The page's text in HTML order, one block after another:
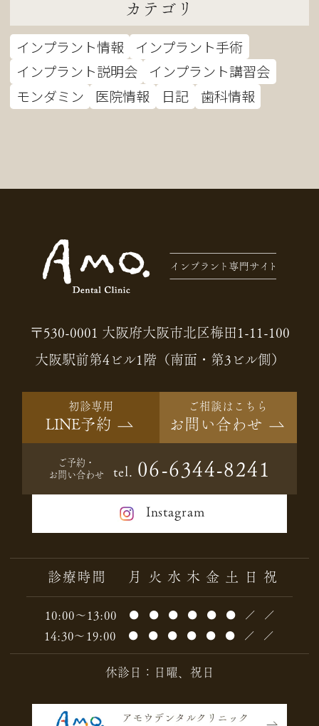
カテゴリ
インプラント情報
インプラント手術
インプラント説明会
インプラント講習会
モンダミン
医院情報 日記 歯科情報
〒530-0001 大阪府大阪市北区梅田1-11-100
大阪駅前第4ビル1階（南面・第3ビル側）
初診専用
LINE予約
ご相談はこちら
お問い合わせ
ご予約・
お問い合わせ
tel. 06-6344-8241
Instagram
診療時間 月 火 水 木 金 土 日 祝
10:00～13:00 ● ● ● ● ● ● ／ ／
14:30～19:00 ● ● ● ● ● ● ／ ／
休診日：日曜、祝日